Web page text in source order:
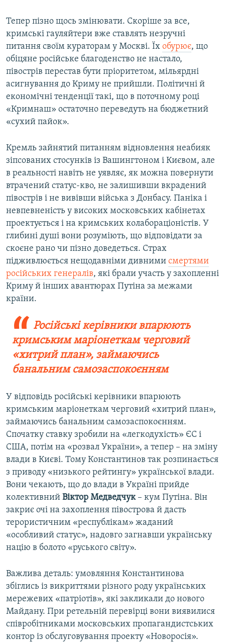
Тепер пізно щось змінювати. Скоріше за все,
кримські гауляйтери вже ставлять незручні
питання своїм кураторам у Москві. Їх обурює, що
обіцяне російське благоденство не настало,
півострів перестав бути пріоритетом, мільярдні
асигнування до Криму не прийшли. Політичні й
економічні тенденції такі, що в поточному році
«Кримнаш» остаточно переведуть на бюджетний
«сухий пайок».
Кремль зайнятий питанням відновлення неабияк
зіпсованих стосунків із Вашингтоном і Києвом, але
в реальності навіть не уявляє, як можна повернути
втрачений статус-кво, не залишивши вкрадений
півострів і не вивівши війська з Донбасу. Паніка і
невпевненість у високих московських кабінетах
проектується і на кримських колабораціоністів. У
глибині душі вони розуміють, що відповідати за
скоєне рано чи пізно доведеться. Страх
підживлюється нещодавніми дивними смертями
російських генералів, які брали участь у захопленні
Криму й інших авантюрах Путіна за межами
країни.
Російські керівники впарюють
кримським маріонеткам черговий
«хитрий план», займаючись
банальним самозаспокоєнням
У відповідь російські керівники впарюють
кримським маріонеткам черговий «хитрий план»,
займаючись банальним самозаспокоєнням.
Спочатку ставку зробили на «легкодухість» ЄС і
США, потім на «розвал України», а тепер – на зміну
влади в Києві. Тому Константинов так розпинається
з приводу «низького рейтингу» української влади.
Вони чекають, що до влади в Україні прийде
колективний Віктор Медведчук– кум Путіна. Він
закриє очі на захоплення півострова й дасть
терористичним «республікам» жаданий
«особливий статус», надовго загнавши українську
націю в болото «руського світу».
Важлива деталь: умовляння Константинова
збіглись із викриттями різного роду українських
мережевих «патріотів», які закликали до нового
Майдану. При ретельній перевірці вони виявилися
співробітниками московських пропагандистських
контор із обслуговування проекту «Новоросія».